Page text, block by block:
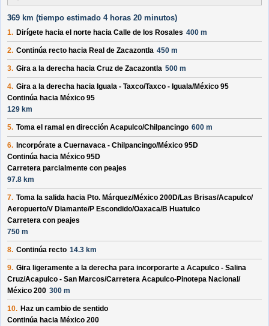
369 km (tiempo estimado 4 horas 20 minutos)
1. Dirígete hacia el norte hacia Calle de los Rosales 400 m
2. Continúa recto hacia Real de Zacazontla 450 m
3. Gira a la derecha hacia Cruz de Zacazontla 500 m
4. Gira a la derecha hacia Iguala - Taxco/Taxco - Iguala/México 95
Continúa hacia México 95
129 km
5. Toma el ramal en dirección Acapulco/Chilpancingo 600 m
6. Incorpórate a Cuernavaca - Chilpancingo/México 95D
Continúa hacia México 95D
Carretera parcialmente con peajes
97.8 km
7. Toma la salida hacia Pto. Márquez/México 200D/Las Brisas/Acapulco/
Aeropuerto/V Diamante/P Escondido/Oaxaca/B Huatulco
Carretera con peajes
750 m
8. Continúa recto 14.3 km
9. Gira ligeramente a la derecha para incorporarte a Acapulco - Salina
Cruz/Acapulco - San Marcos/Carretera Acapulco-Pinotepa Nacional/
México 200 300 m
10. Haz un cambio de sentido
Continúa hacia México 200